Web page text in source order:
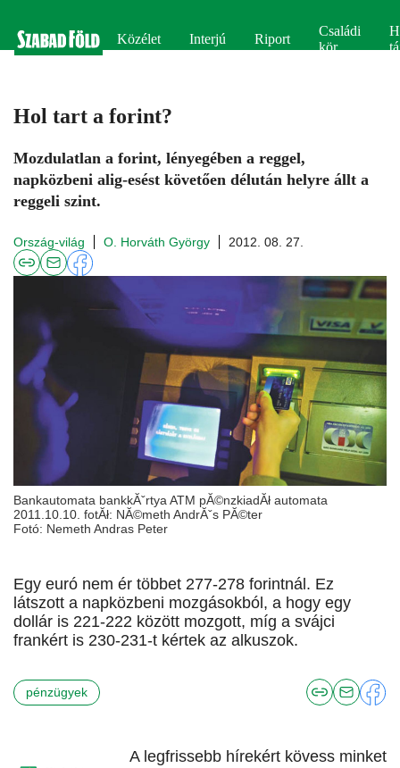
Közélet Interjú Riport
Családi
kör
Hol tart a forint?
Mozdulatlan a forint, lényegében a reggel,
napközbeni alig-esést követően délután helyre állt a
reggeli szint.
Ország-világ O. Horváth György 2012. 08. 27.
Bankautomata bankkĂˇrtya ATM pĂ©nzkiadĂł automata
2011.10.10. fotĂł: NĂ©meth AndrĂˇs PĂ©ter
Fotó: Nemeth Andras Peter
Egy euró nem ér többet 277-278 forintnál. Ez
látszott a napközbeni mozgásokból, a hogy egy
dollár is 221-222 között mozgott, míg a svájci
frankért is 230-231-t kértek az alkuszok.
pénzügyek
A legfrissebb hírekért kövess minket